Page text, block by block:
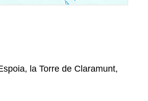
la Torre de Claramunt,